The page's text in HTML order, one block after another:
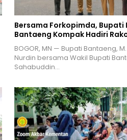
Bersama Forkopimda, Bupati
Bantaeng Kompak Hadiri
BOGOR, MN — Bupati Bantaeng,
Nurdin bersama Wakil Bupati
Sahabuddin…